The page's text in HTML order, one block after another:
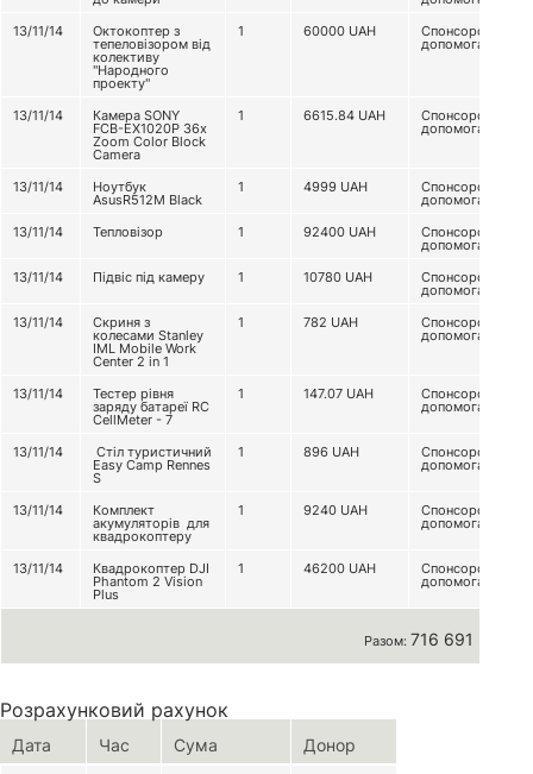
13/11/14
Октокоптер з
тепеловізором від
колективу
"Народного
проекту"
1 60000 UAH Спонсорська
допомога
13/11/14 Камера SONY
FCB-EX1020P 36x
Zoom Color Block
Camera
1 6615.84 UAH Спонсорська
допомога
13/11/14 Ноутбук
AsusR512M Black
1 4999 UAH Спонсорська
допомога
13/11/14
Тепловізор 1 92400 UAH Спонсорська
допомога
13/11/14
Підвіс під камеру 1 10780 UAH Спонсорська
допомога
13/11/14
Скриня з
колесами Stanley
IML Mobile Work
Center 2 in 1
1 782 UAH Спонсорська
допомога
13/11/14 Тестер рівня
заряду батареї RC
CellMeter - 7
1 147.07 UAH Спонсорська
допомога
13/11/14 Стіл туристичний
Easy Camp Rennes
S
1 896 UAH Спонсорська
допомога
13/11/14 Комплект
акумуляторів для
квадрокоптеру
1 9240 UAH Спонсорська
допомога
13/11/14 Квадрокоптер DJI
Phantom 2 Vision
Plus
1 46200 UAH Спонсорська
допомога
Разом: 716 691 грн
Розрахунковий рахунок
Дата Час Сума Донор